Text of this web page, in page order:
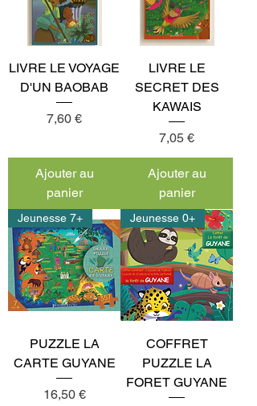
LIVRE LE VOYAGE
D'UN BAOBAB
Prix
7,60 €
Ajouter au
panier
LIVRE LE
SECRET DES
KAWAIS
Prix
7,05 €
Ajouter au
panier
Jeunesse 7+
PUZZLE LA
CARTE GUYANE
Prix
16,50 €
Jeunesse 0+
COFFRET
PUZZLE LA
FORET GUYANE